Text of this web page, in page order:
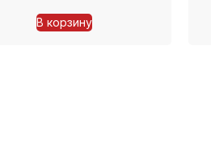
В корзину